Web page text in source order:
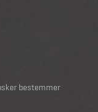
bestemmer